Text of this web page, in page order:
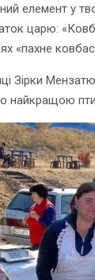
елемент у
царю:
«пахне
Зірки
найкращою